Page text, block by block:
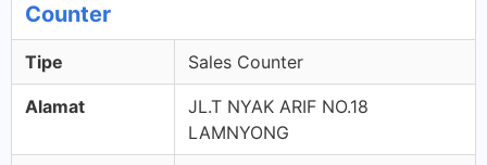
Counter
Tipe Sales Counter
Alamat
JL.T NYAK ARIF NO.18
LAMNYONG